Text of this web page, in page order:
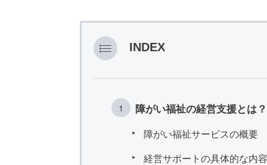
INDEX
障がい福祉の経営支援とは？
障がい福祉サービスの概要
経営サポートの具体的な内容